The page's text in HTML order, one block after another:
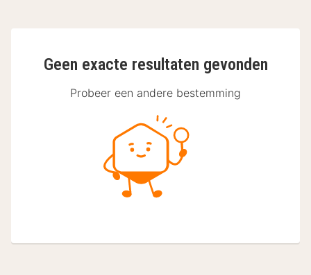
Geen exacte resultaten gevonden
Probeer een andere bestemming